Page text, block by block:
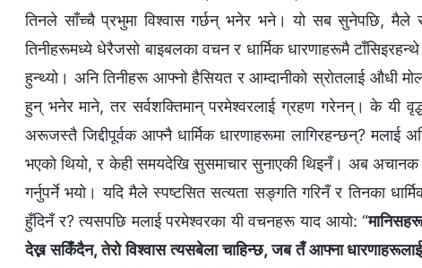
तिनले साँच्‍चै प्रभुमा विश्‍वास गर्छन् भनेर भने। यो सब सुनेपछि, मैले
तिनीहरूमध्ये धेरैजसो बाइबलका वचन र धार्मिक धारणाहरूमै
हुन्थ्यो। अनि तिनीहरू आफ्‍नो हैसियत र आम्दानीको स्रोतलाई औधी
हुन् भनेर माने, तर सर्वशक्तिमान्‌ परमेश्‍वरलाई ग्रहण गरेनन्। के यी
अरूजस्तै जिद्दीपूर्वक आफ्नै धार्मिक धारणाहरूमा लागिरहन्छन्? मलाई
भएको थियो, र केही समयदेखि सुसमाचार सुनाएकी थिइनँ। अब अचानक यी
गर्नुपर्ने भयो। यदि मैले स्पष्टसित सत्यता सङ्गति गरिनँ र तिनका
हुँदिनँ र? त्यसपछि मलाई परमेश्‍वरका यी वचनहरू याद आयो: “
देख्न सकिँदैन, तेरो विश्‍वास त्यसबेला चाहिन्छ, जब तँ आफ्ना